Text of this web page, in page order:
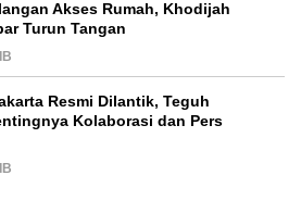
Akses Rumah, Khodijah
Turun Tangan
Resmi Dilantik, Teguh
Kolaborasi dan Pers